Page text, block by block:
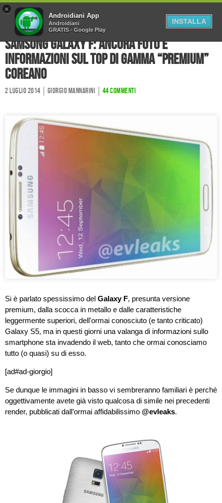
Home Forum
Chi Siamo
Collabora
Contatti
Samsung Galaxy F: ancora foto e
informazioni sul top di gamma “premium”
coreano
2 Luglio 2014 Giorgio Mannarini 44 commenti
Si è parlato spessissimo del Galaxy F, presunta versione
premium, dalla scocca in metallo e dalle caratteristiche
leggermente superiori, dell'ormai conosciuto (e tanto criticato)
Galaxy S5, ma in questi giorni una valanga di informazioni sullo
smartphone sta invadendo il web, tanto che ormai conosciamo
tutto (o quasi) su di esso.
[ad#ad-giorgio]
Se dunque le immagini in basso vi sembreranno familiari è perché
oggettivamente avete già visto qualcosa di simile nei precedenti
render, pubblicati dall’ormai affidabilissimo @evleaks.
×
Androidiani App
Androidiani
GRATIS - Google Play
INSTALLA